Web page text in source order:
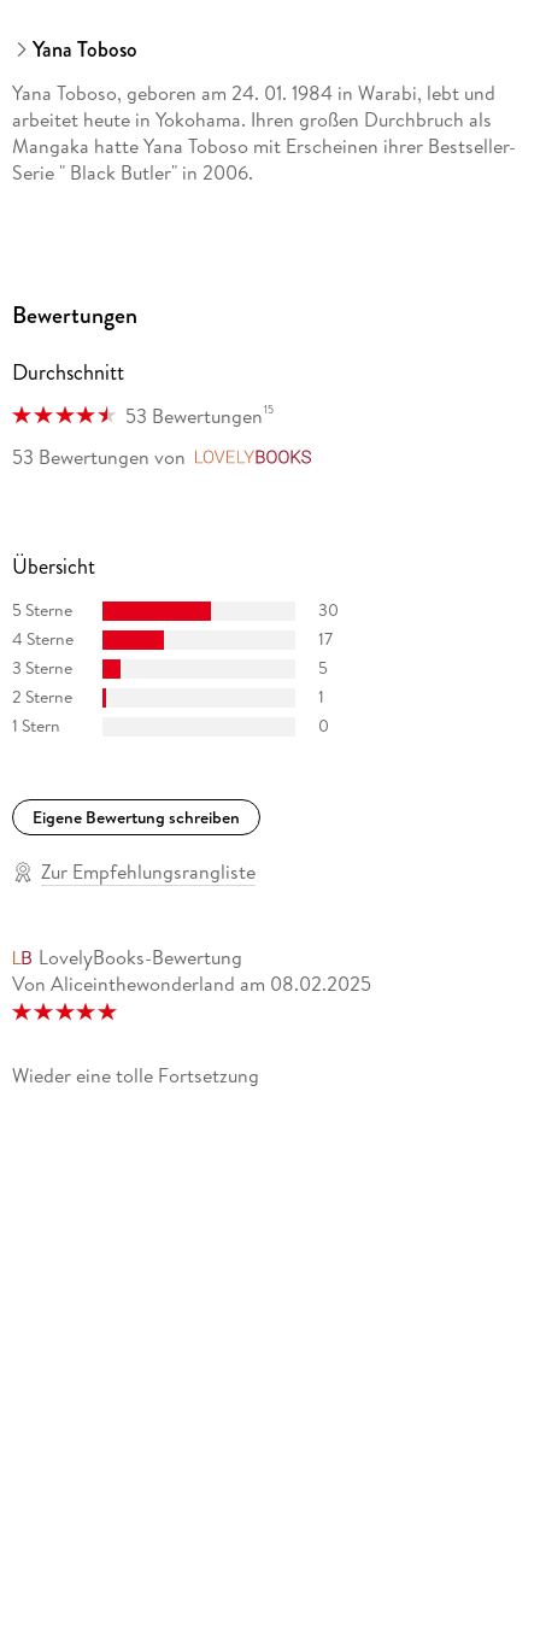
Yana Toboso
Yana Toboso, geboren am 24. 01. 1984 in Warabi, lebt und
arbeitet heute in Yokohama. Ihren großen Durchbruch als
Mangaka hatte Yana Toboso mit Erscheinen ihrer Bestseller-
Serie " Black Butler" in 2006.
Bewertungen
Durchschnitt
53 Bewertungen15
53 Bewertungen von
Übersicht
5 Sterne
30
4 Sterne
17
3 Sterne
5
2 Sterne
1
1 Stern
0
Eigene Bewertung schreiben
Zur Empfehlungsrangliste
LovelyBooks-Bewertung
Von Aliceinthewonderland am 08.02.2025
Wieder eine tolle Fortsetzung